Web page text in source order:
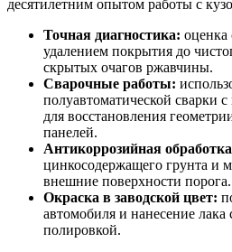
десятилетним опытом работы с
Точная диагностика: оценка
удалением покрытия до
скрытых очагов ржавчины.
Сварочные работы:
полуавтоматической сварки
для восстановления
панелей.
Антикоррозийная
цинкосодержащего грунта и
внешние поверхности порога.
Окраска в заводской цвет:
автомобиля и нанесение
полировкой.